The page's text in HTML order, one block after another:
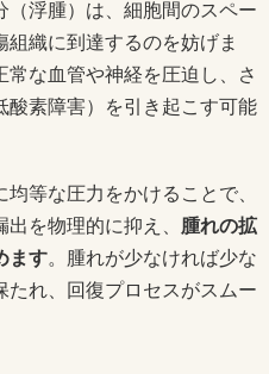
浮腫）は、細胞間のスペー
織に到達するのを妨げま
な血管や神経を圧迫し、さ
酸素障害）を引き起こす可能
等な圧力をかけることで、
を物理的に抑え、 腫れの拡
ます。腫れが少なければ少な
たれ、回復プロセスがスムー